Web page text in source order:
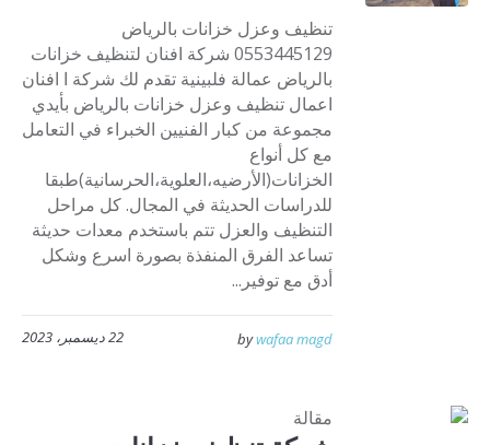
تنظيف وعزل خزانات بالرياض
0553445129 شركة افنان لتنظيف خزانات
بالرياض عمالة فلبينية تقدم لك شركة ا افنان
اعمال تنظيف وعزل خزانات بالرياض بأيدي
مجموعة من كبار الفنيين الخبراء في التعامل
مع كل أنواع
الخزانات(الأرضيه،العلوية،الحرسانية)طبقا
للدراسات الحديثة في المجال. كل مراحل
التنظيف والعزل تتم باستخدم معدات حديثة
تساعد الفرق المنفذة بصورة اسرع وشكل
أدق مع توفير...
22 ديسمبر، 2023 bywafaa magd
مقالة